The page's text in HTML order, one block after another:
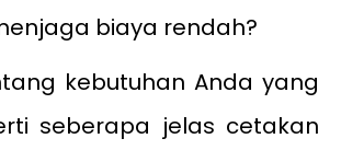
biaya rendah?
kebutuhan Anda yang
seberapa jelas cetakan